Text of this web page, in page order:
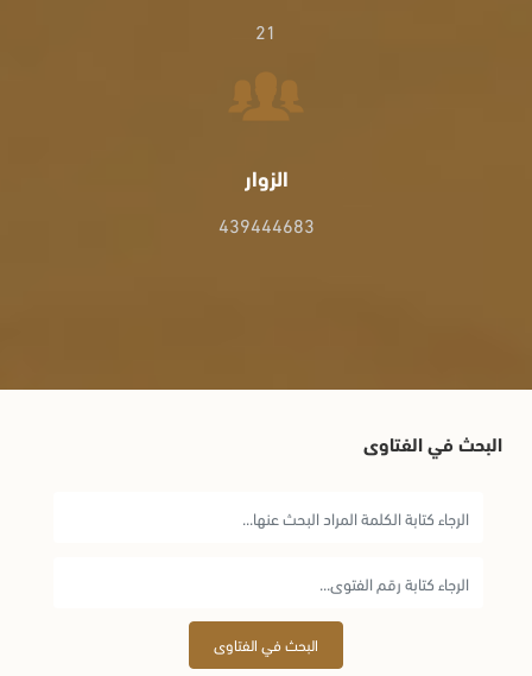
21
الزوار
439444683
البحث في الفتاوى
البحث في الفتاوى